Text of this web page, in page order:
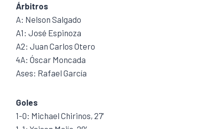
Árbitros
A: Nelson Salgado
A1: José Espinoza
A2: Juan Carlos Otero
4A: Óscar Moncada
Ases: Rafael García
Goles
1-0: Michael Chirinos, 27′